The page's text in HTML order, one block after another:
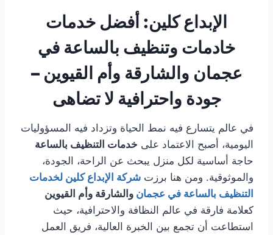
الإبداع كلين: أفضل خدمات
خادمات وتنظيف بالساعة في
عجمان والشارقة وأم القيوين –
جودة واحترافية لا تضاهى
في عالم يتسارع فيه نمط الحياة وتزداد فيه المسؤوليات
اليومية، أصبح الاعتماد على خدمات التنظيف بالساعة
حاجة أساسية لكل منزل يبحث عن الراحة، الجودة،
والموثوقية. ومن هنا برزت شركة الإبداع كلين لخدمات
التنظيف بالساعة في عجمان والشارقة وأم القيوين
كعلامة فارقة في عالم النظافة والاحترافية، حيث
استطاعت أن تجمع بين الخبرة العالية، فريق العمل